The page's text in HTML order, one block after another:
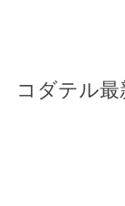
コダテル最